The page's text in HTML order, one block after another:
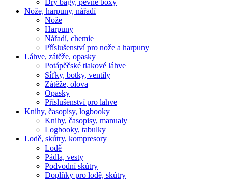
Nože, harpuny, nářadí
Nože
Harpuny
Nářadí, chemie
Příslušenství pro nože a harpuny
Láhve, zátěže, opasky
Potápěčské tlakové láhve
Síťky, botky, ventily
Zátěže, olova
Opasky
Příslušenství pro lahve
Knihy, časopisy, logbooky
Knihy, časopisy, manualy
Logbooky, tabulky
Lodě, skútry, kompresory
Lodě
Pádla, vesty
Podvodní skútry
Doplňky pro lodě, skútry